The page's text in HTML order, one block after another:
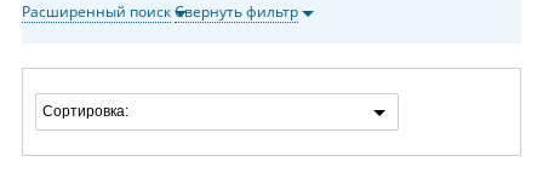
Расширенный поискСвернуть фильтр
Сортировка: